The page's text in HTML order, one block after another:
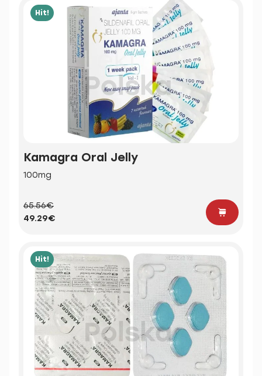
Hit!
Kamagra Oral Jelly
100mg
65.56€
49.29€
Hit!